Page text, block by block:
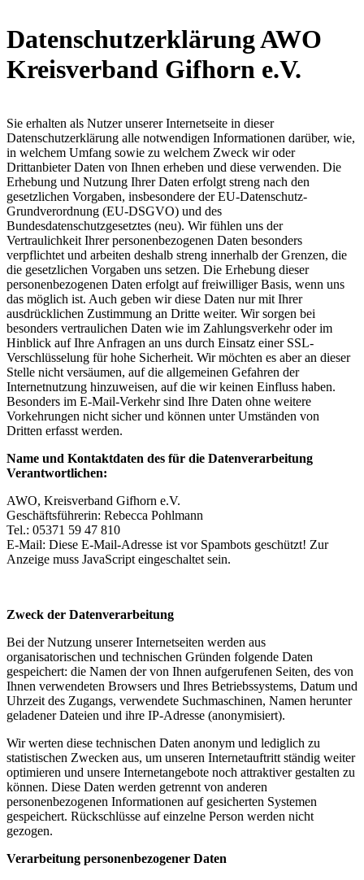
Datenschutzerklärung AWO
Kreisverband Gifhorn e.V.
Sie erhalten als Nutzer unserer Internetseite in dieser
Datenschutzerklärung alle notwendigen Informationen darüber, wie,
in welchem Umfang sowie zu welchem Zweck wir oder
Drittanbieter Daten von Ihnen erheben und diese verwenden. Die
Erhebung und Nutzung Ihrer Daten erfolgt streng nach den
gesetzlichen Vorgaben, insbesondere der EU-Datenschutz-
Grundverordnung (EU-DSGVO) und des
Bundesdatenschutzgesetztes (neu). Wir fühlen uns der
Vertraulichkeit Ihrer personenbezogenen Daten besonders
verpflichtet und arbeiten deshalb streng innerhalb der Grenzen, die
die gesetzlichen Vorgaben uns setzen. Die Erhebung dieser
personenbezogenen Daten erfolgt auf freiwilliger Basis, wenn uns
das möglich ist. Auch geben wir diese Daten nur mit Ihrer
ausdrücklichen Zustimmung an Dritte weiter. Wir sorgen bei
besonders vertraulichen Daten wie im Zahlungsverkehr oder im
Hinblick auf Ihre Anfragen an uns durch Einsatz einer SSL-
Verschlüsselung für hohe Sicherheit. Wir möchten es aber an dieser
Stelle nicht versäumen, auf die allgemeinen Gefahren der
Internetnutzung hinzuweisen, auf die wir keinen Einfluss haben.
Besonders im E-Mail-Verkehr sind Ihre Daten ohne weitere
Vorkehrungen nicht sicher und können unter Umständen von
Dritten erfasst werden.
Name und Kontaktdaten des für die Datenverarbeitung
Verantwortlichen:
AWO, Kreisverband Gifhorn e.V.
Geschäftsführerin: Rebecca Pohlmann
Tel.: 05371 59 47 810
E-Mail: Diese E-Mail-Adresse ist vor Spambots geschützt! Zur
Anzeige muss JavaScript eingeschaltet sein.
Zweck der Datenverarbeitung
Bei der Nutzung unserer Internetseiten werden aus
organisatorischen und technischen Gründen folgende Daten
gespeichert: die Namen der von Ihnen aufgerufenen Seiten, des von
Ihnen verwendeten Browsers und Ihres Betriebssystems, Datum und
Uhrzeit des Zugangs, verwendete Suchmaschinen, Namen herunter
geladener Dateien und ihre IP-Adresse (anonymisiert).
Wir werten diese technischen Daten anonym und lediglich zu
statistischen Zwecken aus, um unseren Internetauftritt ständig weiter
optimieren und unsere Internetangebote noch attraktiver gestalten zu
können. Diese Daten werden getrennt von anderen
personenbezogenen Informationen auf gesicherten Systemen
gespeichert. Rückschlüsse auf einzelne Person werden nicht
gezogen.
Verarbeitung personenbezogener Daten